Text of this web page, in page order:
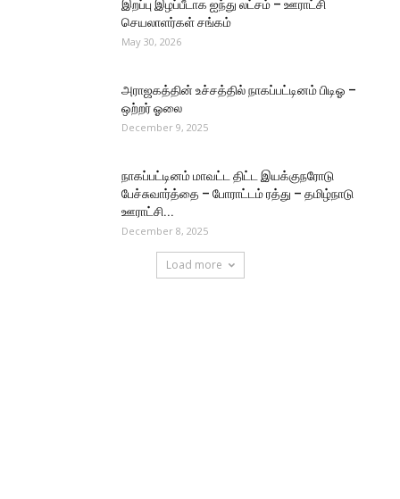
இறப்பு இழப்பீடாக ஐந்து லட்சம் – ஊராட்சி
செயலாளர்கள் சங்கம்
May 30, 2026
அராஜகத்தின் உச்சத்தில் நாகப்பட்டினம் பிடிஓ –
ஒற்றர் ஓலை
December 9, 2025
நாகப்பட்டினம் மாவட்ட திட்ட இயக்குநரோடு
பேச்சுவார்த்தை – போராட்டம் ரத்து – தமிழ்நாடு
ஊராட்சி...
December 8, 2025
Load more